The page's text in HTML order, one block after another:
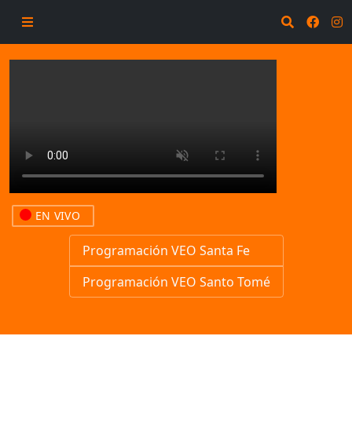
EN VIVO
Programación VEO Santa Fe
Programación VEO Santo Tomé